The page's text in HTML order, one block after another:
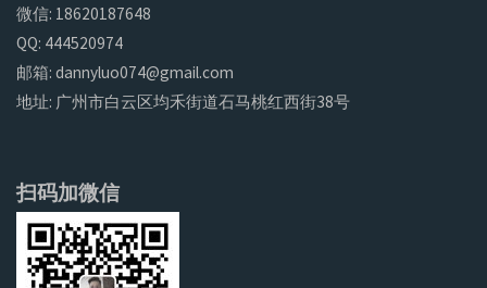
微信: 18620187648
QQ: 444520974
邮箱: dannyluo074@gmail.com
地址: 广州市白云区均禾街道石马桃红西街38号
扫码加微信